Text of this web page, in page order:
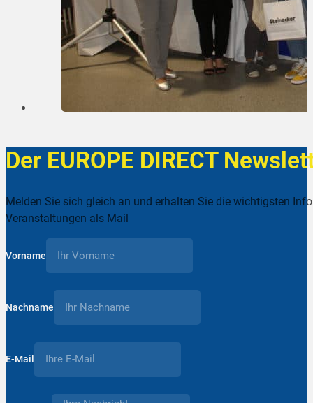
Der EUROPE DIRECT
Melden Sie sich gleich an und erhalten Sie die wichtigsten
Veranstaltungen als Mail
Vorname
Nachname
E-Mail